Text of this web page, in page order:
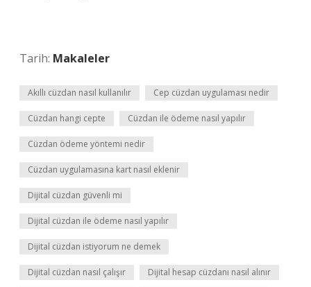
Tarih: Makaleler
Akıllı cüzdan nasıl kullanılır Cep cüzdan uygulaması nedir
Cüzdan hangi cepte Cüzdan ile ödeme nasıl yapılır
Cüzdan ödeme yöntemi nedir
Cüzdan uygulamasına kart nasıl eklenir
Dijital cüzdan güvenli mi
Dijital cüzdan ile ödeme nasıl yapılır
Dijital cüzdan istiyorum ne demek
Dijital cüzdan nasıl çalışır Dijital hesap cüzdanı nasıl alınır